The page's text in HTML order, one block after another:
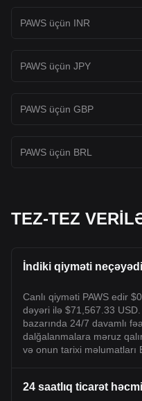
PAWS üçün INR
PAWS üçün JPY
PAWS üçün GBP
PAWS üçün BRL
TEZ-TEZ
İndiki qiyməti
Canlı qiyməti PAWS edir
dəyəri ilə $71,567.33
bazarında 24/7 davamlı
dalğalanmalara məruz
və onun tarixi məlumatları
24 saatlıq ticarət